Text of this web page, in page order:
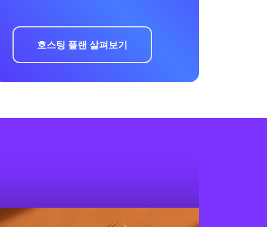
호스팅 플랜 살펴보기